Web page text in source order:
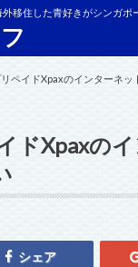
移住した青好きがシンガ
ペイドXpaxのインターネ
ドXpaxの
シェア